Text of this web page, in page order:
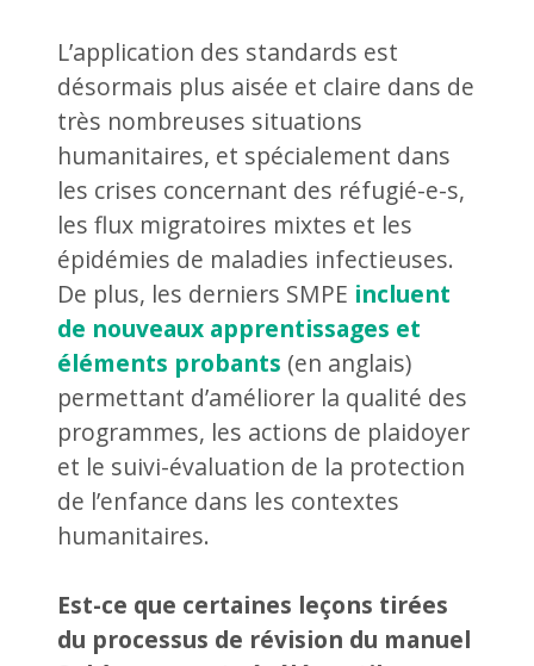
L’application des standards est
désormais plus aisée et claire dans de
très nombreuses situations
humanitaires, et spécialement dans
les crises concernant des réfugié-e-s,
les flux migratoires mixtes et les
épidémies de maladies infectieuses.
De plus, les derniers SMPE incluent
de nouveaux apprentissages et
éléments probants (en anglais)
permettant d’améliorer la qualité des
programmes, les actions de plaidoyer
et le suivi-évaluation de la protection
de l’enfance dans les contextes
humanitaires.
Est-ce que certaines leçons tirées
du processus de révision du manuel